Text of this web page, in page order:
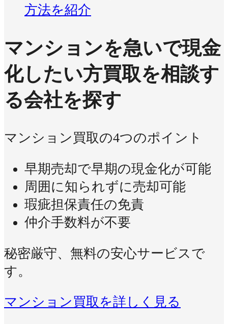
方法を紹介
マンションを急いで現金
化したい方買取を相談す
る会社を探す
マンション買取の4つのポイント
早期売却で早期の現金化が可能
周囲に知られずに売却可能
瑕疵担保責任の免責
仲介手数料が不要
秘密厳守、無料の安心サービスで
す。
マンション買取を詳しく見る